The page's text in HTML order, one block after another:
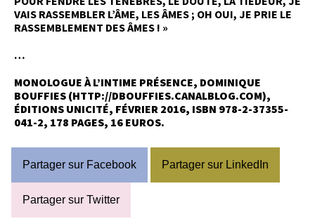
VAIS RASSEMBLER L’ÂME, LES ÂMES ; OH OUI, JE PRIE LE
RASSEMBLEMENT DES ÂMES ! »
…
MONOLOGUE À L’INTIME PRÉSENCE, DOMINIQUE
BOUFFIES (HTTP://DBOUFFIES.CANALBLOG.COM),
ÉDITIONS UNICITÉ, FÉVRIER 2016, ISBN 978-2-37355-
041-2, 178 PAGES, 16 EUROS.
Partager sur Facebook Partager sur LinkedIn
Partager sur Twitter